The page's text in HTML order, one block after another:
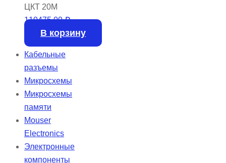
ЦКТ 20М
110475,00₽
В корзину
Кабельные
разъемы
Микросхемы
Микросхемы
памяти
Mouser
Electronics
Электронные
компоненты